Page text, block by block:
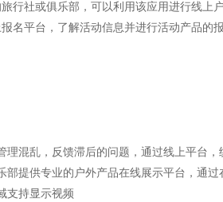
行社或俱乐部，可以利用该应用进行线
名平台，了解活动信息并进行活动产品的
理混乱，反馈滞后的问题，通过线上平台
部提供专业的户外产品在线展示平台，通
支持显示视频